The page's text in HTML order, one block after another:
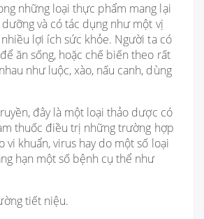
những loại thực phẩm mang lại
và có tác dụng như một vị
lợi ích sức khỏe. Người ta có
ăn sống, hoặc chế biến theo rất
như luộc, xào, nấu canh, dùng
đây là một loại thảo dược có
thuốc điều trị những trường hợp
vi khuẩn, virus hay do một số loại
hạn một số bệnh cụ thể như
tiết niệu.